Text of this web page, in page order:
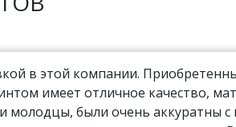
в этой компании.
имеет отличное качество,
были очень аккуратны с